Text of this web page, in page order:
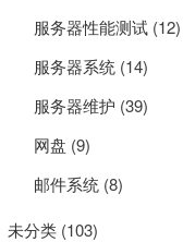
服务器性能测试 (12)
服务器系统 (14)
服务器维护 (39)
网盘 (9)
邮件系统 (8)
未分类 (103)